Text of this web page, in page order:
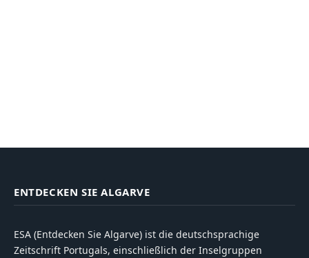
ENTDECKEN SIE ALGARVE
ESA (Entdecken Sie Algarve) ist die deutschsprachige
Zeitschrift Portugals, einschließlich der Inselgruppen